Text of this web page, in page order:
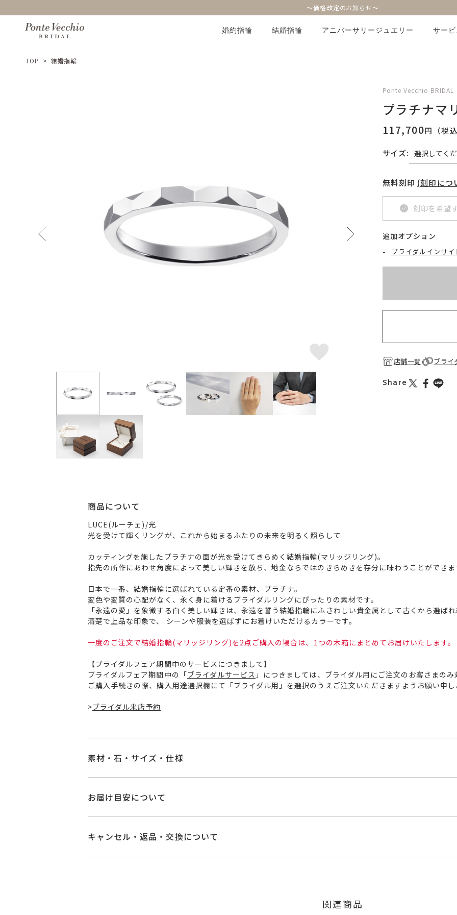
～価格改定のお知らせ～
婚約指輪 結婚指輪 アニバーサリージュエリー サー
TOP > 結婚指輪
Ponte Vecchio BRIDAL
プラチナマ
117,700円（税
サイズ:
無料刻印 (刻印につ
刻印を希望
追加オプション
-
ブライダルインサ
店舗一覧 ブライ
Share
商品について
LUCE(ルーチェ)/光
光を受けて輝くリングが、これから始まるふたりの未来を明るく照らして
カッティングを施したプラチナの面が光を受けてきらめく結婚指輪(マリッジリング)。
指先の所作にあわせ角度によって美しい輝きを放ち、地金ならではのきらめきを存分に味わうことができ
日本で一番、結婚指輪に選ばれている定番の素材、プラチナ。
変色や変質の心配がなく、永く身に着けるブライダルリングにぴったりの素材です。
「永遠の愛」を象徴する白く美しい輝きは、永遠を誓う結婚指輪にふさわしい貴金属として古くから選ば
清楚で上品な印象で、 シーンや服装を選ばずにお着けいただけるカラーです。
一度のご注文で結婚指輪(マリッジリング)を2点ご購入の場合は、1つの木箱にまとめてお届けいたします。
【ブライダルフェア期間中のサービスにつきまして】
ブライダルフェア期間中の「ブライダルサービス 」につきましては、ブライダル用にご注文のお客さまの
ご購入手続きの際、購入用途選択欄にて「ブライダル用」を選択のうえご注文いただきますようお願い申
>ブライダル来店予約
素材・石・サイズ・仕様
素材 Pt950
お届け目安について
詳しくはこちら
キャンセル・返品・交換について
関連商品